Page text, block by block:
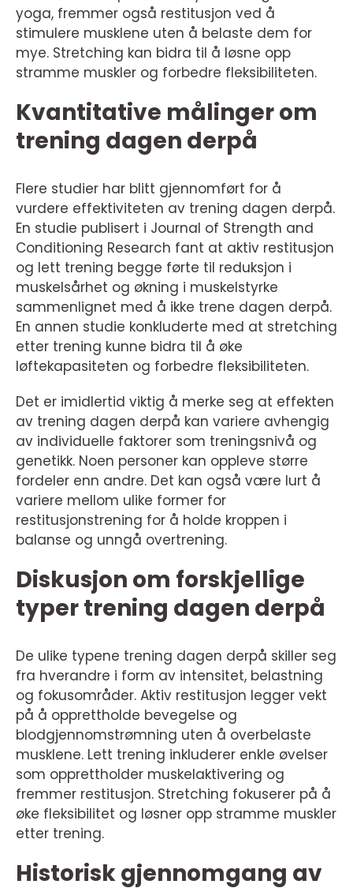
yoga, fremmer også restitusjon ved å
stimulere musklene uten å belaste dem for
mye. Stretching kan bidra til å løsne opp
stramme muskler og forbedre fleksibiliteten.
Kvantitative målinger om
trening dagen derpå
Flere studier har blitt gjennomført for å
vurdere effektiviteten av trening dagen derpå.
En studie publisert i Journal of Strength and
Conditioning Research fant at aktiv restitusjon
og lett trening begge førte til reduksjon i
muskelsårhet og økning i muskelstyrke
sammenlignet med å ikke trene dagen derpå.
En annen studie konkluderte med at stretching
etter trening kunne bidra til å øke
løftekapasiteten og forbedre fleksibiliteten.
Det er imidlertid viktig å merke seg at effekten
av trening dagen derpå kan variere avhengig
av individuelle faktorer som treningsnivå og
genetikk. Noen personer kan oppleve større
fordeler enn andre. Det kan også være lurt å
variere mellom ulike former for
restitusjonstrening for å holde kroppen i
balanse og unngå overtrening.
Diskusjon om forskjellige
typer trening dagen derpå
De ulike typene trening dagen derpå skiller seg
fra hverandre i form av intensitet, belastning
og fokusområder. Aktiv restitusjon legger vekt
på å opprettholde bevegelse og
blodgjennomstrømning uten å overbelaste
musklene. Lett trening inkluderer enkle øvelser
som opprettholder muskelaktivering og
fremmer restitusjon. Stretching fokuserer på å
øke fleksibilitet og løsner opp stramme muskler
etter trening.
Historisk gjennomgang av